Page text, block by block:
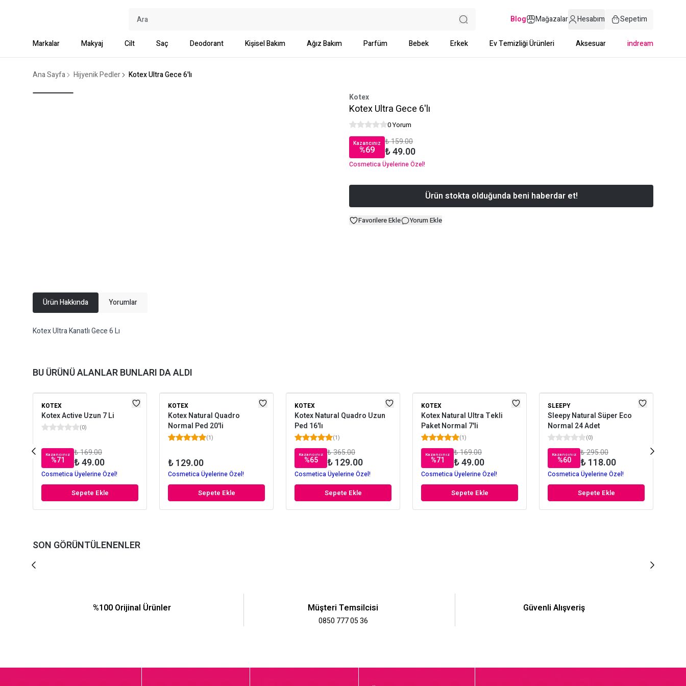
Blog Mağazalar Hesabım Sepetim
Markalar Makyaj Cilt Saç Deodorant Kişisel Bakım Ağız Bakım Parfüm Bebek Erkek Ev Temizliği Ürünleri Aksesuar indream
Ana Sayfa Hijyenik Pedler Kotex Ultra Gece 6'lı
Kotex
Kotex Ultra Gece 6'lı
0 Yorum
Kazancınız
%69
₺ 159.00
₺ 49.00
Cosmetica Üyelerine Özel!
Ürün stokta olduğunda beni haberdar et!
Favorilere Ekle Yorum Ekle
Ürün Hakkında Yorumlar
Kotex Ultra Kanatlı Gece 6 Lı
BU ÜRÜNÜ ALANLAR BUNLARI DA ALDI
KOTEX
Kotex Active Uzun 7 Li
(0)
Kazancınız
%71
₺ 169.00
₺ 49.00
Cosmetica Üyelerine Özel!
Sepete Ekle
KOTEX
Kotex Natural Quadro
Normal Ped 20'li
(1)
₺ 129.00
Cosmetica Üyelerine Özel!
Sepete Ekle
KOTEX
Kotex Natural Quadro Uzun
Ped 16'lı
(1)
Kazancınız
%65
₺ 365.00
₺ 129.00
Cosmetica Üyelerine Özel!
Sepete Ekle
KOTEX
Kotex Natural Ultra Tekli
Paket Normal 7'li
(1)
Kazancınız
%71
₺ 169.00
₺ 49.00
Cosmetica Üyelerine Özel!
Sepete Ekle
SLEEPY
Sleepy Natural Süper Eco
Normal 24 Adet
(0)
Kazancınız
%60
₺ 295.00
₺ 118.00
Cosmetica Üyelerine Özel!
Sepete Ekle
SON GÖRÜNTÜLENENLER
%100 Orijinal Ürünler Müşteri Temsilcisi
0850 777 05 36
Güvenli Alışveriş